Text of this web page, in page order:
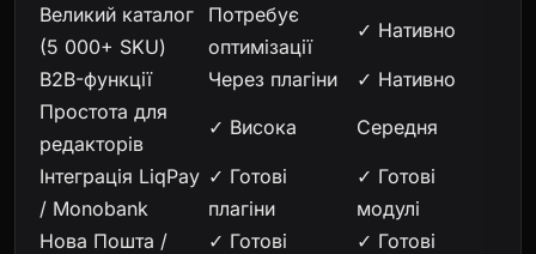
Великий каталог
(5 000+ SKU)
Потребує
оптимізації
✓ Нативно
B2B-функції Через плагіни
✓ Нативно
Простота для
редакторів
✓ Висока Середня
Інтеграція LiqPay
/ Monobank
✓ Готові
плагіни
✓ Готові
модулі
Нова Пошта /
✓ Готові
✓ Готові